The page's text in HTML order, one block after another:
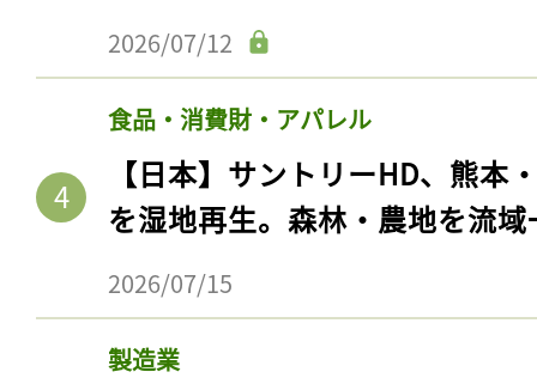
2026/07/12
食品・消費財・アパレル
【日本】サントリーHD、熊本
を湿地再生。森林・農地を流
2026/07/15
製造業